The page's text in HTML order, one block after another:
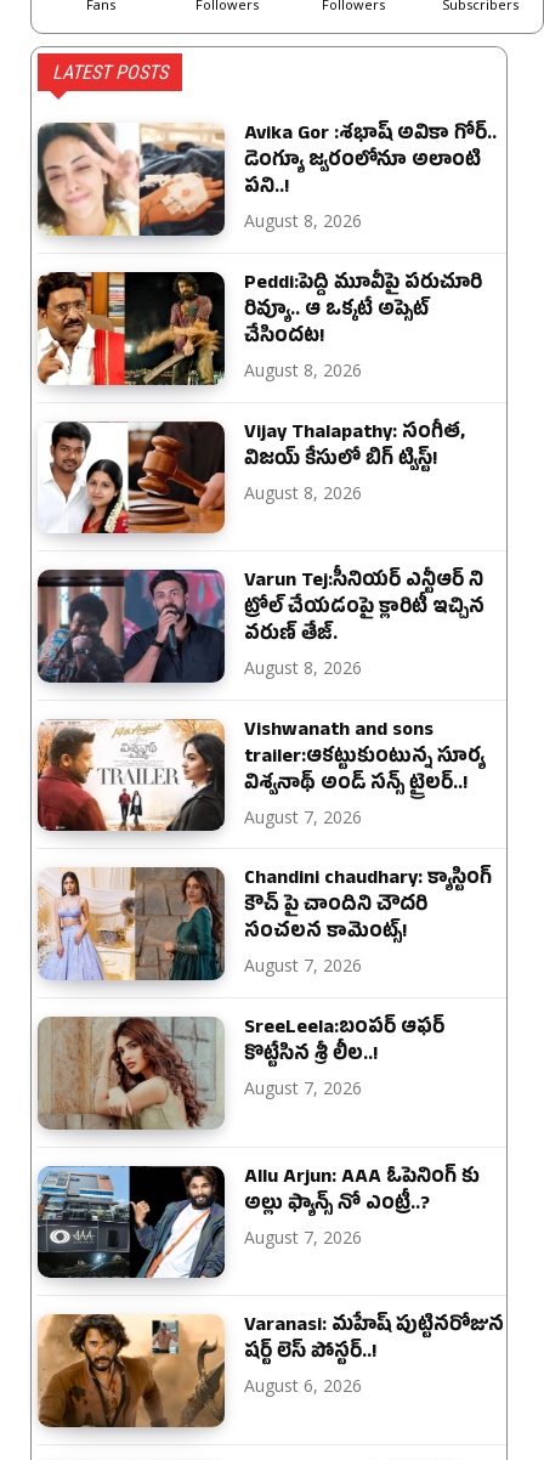
Fans Followers Followers Subscribers
LATEST POSTS
Avika Gor :శభాష్ అవికా గోర్‌..
డెంగ్యూ జ్వరంలోనూ అలాంటి
పని..!
August 8, 2026
Peddi:పెద్ది మూవీపై పరుచూరి
రివ్యూ.. ఆ ఒక్కటే అప్సెట్
చేసిందట!
August 8, 2026
Vijay Thalapathy: సంగీత,
విజయ్ కేసులో బిగ్ ట్విస్ట్!
August 8, 2026
Varun Tej:సీనియర్ ఎన్టీఆర్ ని
ట్రోల్ చేయడంపై క్లారిటీ ఇచ్చిన
వరుణ్ తేజ్.
August 8, 2026
Vishwanath and sons
trailer:ఆకట్టుకుంటున్న సూర్య
విశ్వనాథ్ అండ్ సన్స్ ట్రైలర్..!
August 7, 2026
Chandini chaudhary: క్యాస్టింగ్
కౌచ్ పై చాందిని చౌదరి
సంచలన కామెంట్స్!
August 7, 2026
SreeLeela:బంపర్ ఆఫర్
కొట్టేసిన శ్రీ లీల..!
August 7, 2026
Allu Arjun: AAA ఓపెనింగ్ కు
అల్లు ఫ్యాన్స్ నో ఎంట్రీ..?
August 7, 2026
Varanasi: మహేష్ పుట్టినరోజున
షర్ట్ లెస్ పోస్టర్..!
August 6, 2026